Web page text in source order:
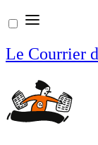
Aller
au
contenu
Le Courrier